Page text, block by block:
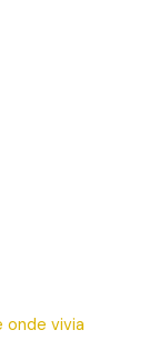
onde vivia